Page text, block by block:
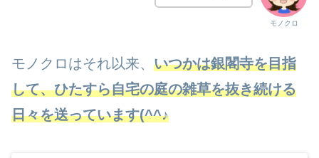
モノクロ
モノクロはそれ以来、 いつかは銀閣寺を目指
して、ひたすら自宅の庭の雑草を抜き続ける
日々を送っています(^^♪